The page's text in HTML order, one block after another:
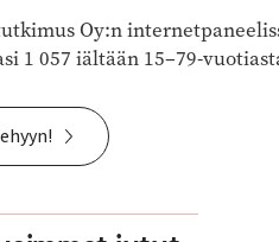
Oy:n
1 057 iältään 15–79-